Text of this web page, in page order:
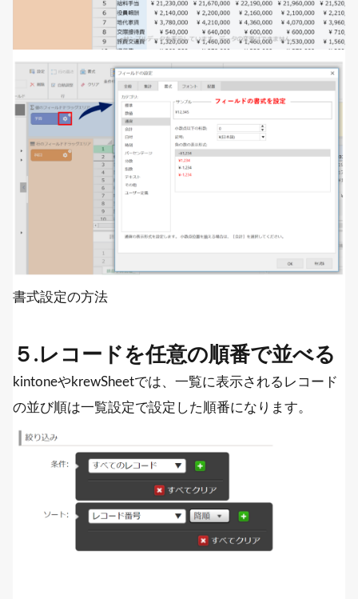
書式設定の方法
５.レコードを任意の順番で並べる
kintoneやkrewSheetでは、一覧に表示されるレコード
の並び順は一覧設定で設定した順番になります。